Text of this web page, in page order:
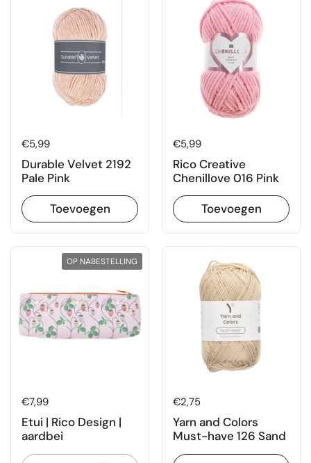
Prijs:
€5,99
Durable Velvet 2192
Pale Pink
Toevoegen
Prijs:
€5,99
Rico Creative
Chenillove 016 Pink
Toevoegen
Prijs:
€7,99
Etui | Rico Design |
aardbei
OP NABESTELLING
Prijs:
€2,75
Yarn and Colors
Must-have 126 Sand